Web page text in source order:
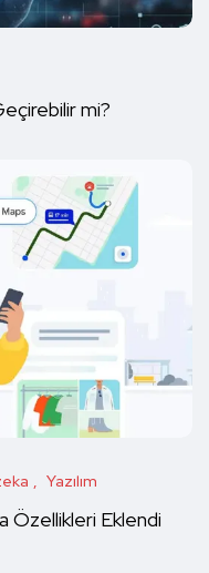
mi?
Yazılım
Özellikleri Eklendi